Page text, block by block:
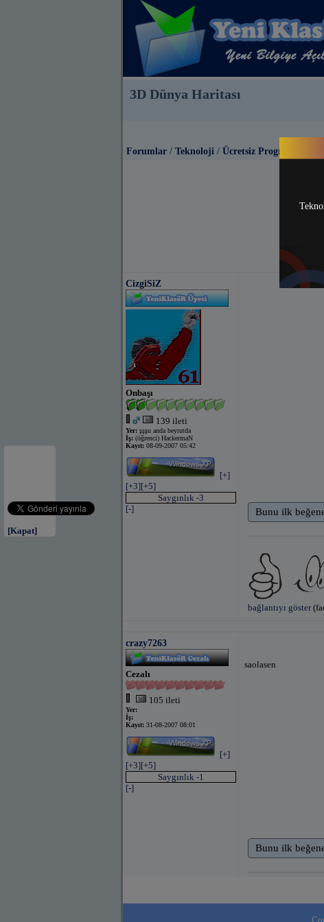
[Kapat]
3D Dünya Haritası
Forumlar / Teknoloji / Ücretsiz Programlar
CizgiSiZ
Onbaşı
139 ileti
Yer: şşşu anda beyrutda
İş: (öğrenci) HackermaN
Kayıt: 08-09-2007 05:42
[+]
[+3][+5]
Saygınlık -3
[-]
Bunu ilk
bağlantıyı göster
crazy7263
Cezalı
105 ileti
Yer:
İş:
Kayıt: 31-08-2007 08:01
[+]
[+3][+5]
Saygınlık -1
[-]
saolasen
Bunu ilk